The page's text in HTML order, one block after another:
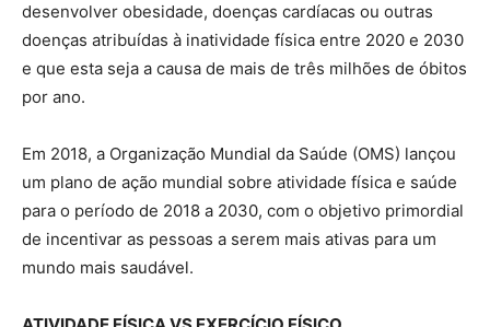
desenvolver obesidade, doenças cardíacas ou outras
doenças atribuídas à inatividade física entre 2020 e 2030
e que esta seja a causa de mais de três milhões de óbitos
por ano.
Em 2018, a Organização Mundial da Saúde (OMS) lançou
um plano de ação mundial sobre atividade física e saúde
para o período de 2018 a 2030, com o objetivo primordial
de incentivar as pessoas a serem mais ativas para um
mundo mais saudável.